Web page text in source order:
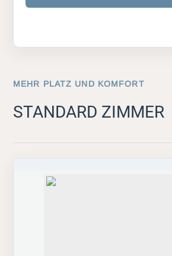
MEHR PLATZ UND KOMFORT
STANDARD ZIMMER